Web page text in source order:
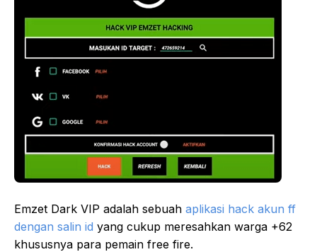
Emzet Dark VIP adalah sebuah aplikasi hack akun ff
dengan salin id yang cukup meresahkan warga +62
khususnya para pemain free fire.